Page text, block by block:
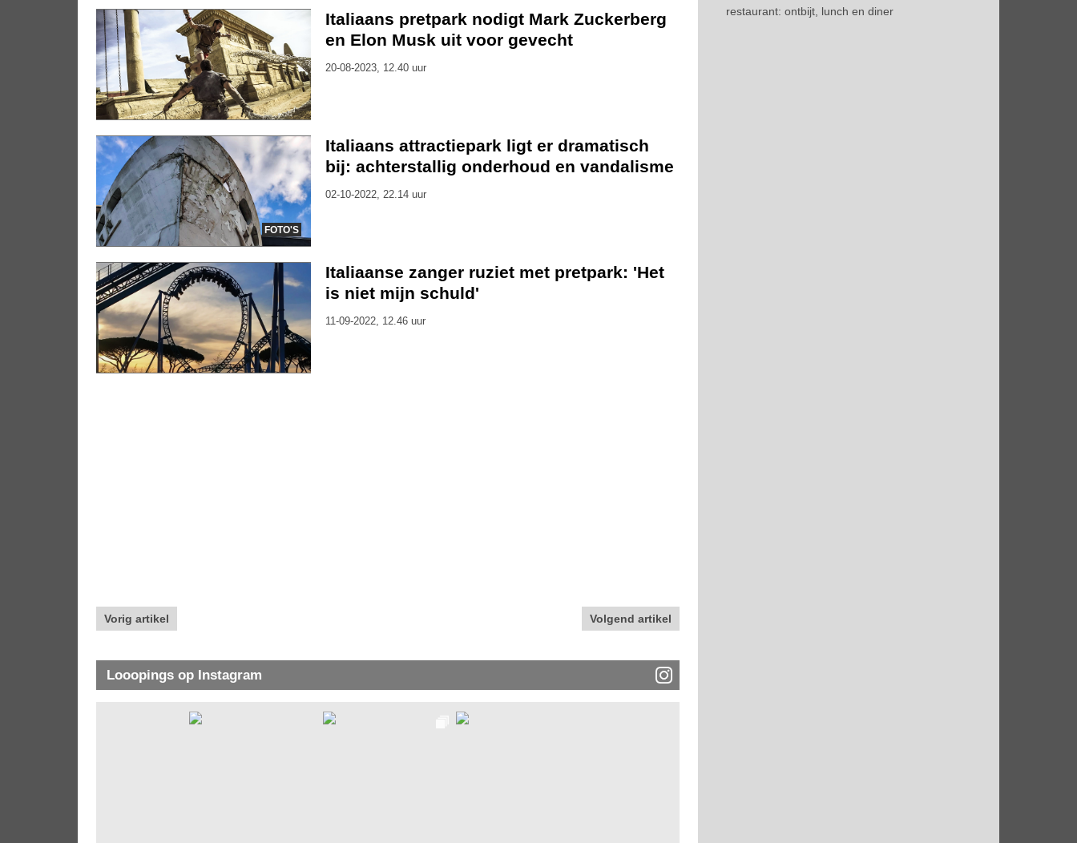
Italiaans pretpark nodigt Mark Zuckerberg
en Elon Musk uit voor gevecht
20-08-2023, 12.40 uur
FOTO'S
Italiaans attractiepark ligt er dramatisch
bij: achterstallig onderhoud en vandalisme
02-10-2022, 22.14 uur
Italiaanse zanger ruziet met pretpark: 'Het
is niet mijn schuld'
11-09-2022, 12.46 uur
Vorig artikel Volgend artikel
Looopings op Instagram
restaurant: ontbijt, lunch en diner